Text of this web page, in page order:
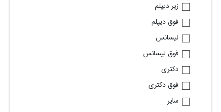
زیر دیپلم
فوق دیپلم
لیسانس
فوق لیسانس
دکتری
فوق دکتری
سایر